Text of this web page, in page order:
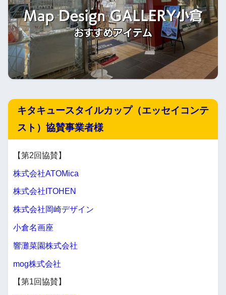
キタキュースタイルカップ（エッセイコンテ
スト）協賛事業者様
【第2回協賛】
株式会社ATOMica
株式会社ITOHEN
株式会社岡崎デザイン
小倉名画座
響灘菜園株式会社
mog株式会社
【第1回協賛】